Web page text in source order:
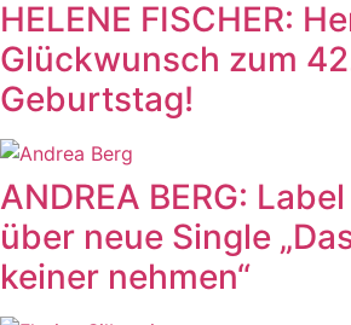
HELENE FISCHER:
Glückwunsch zum
Geburtstag!
ANDREA BERG:
über neue Single
keiner nehmen“